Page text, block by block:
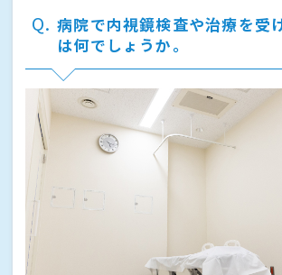
Q
病院で内視鏡検査や治療を受
は何でしょうか。